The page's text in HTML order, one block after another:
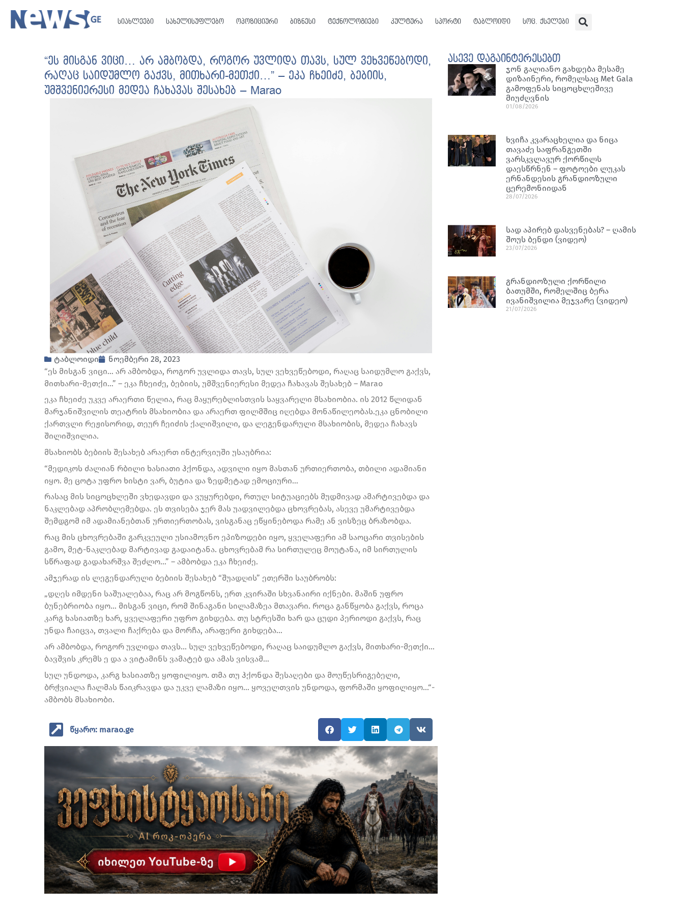
სიახლეები სახელისუფლებო ოპოზიციური ბიზნესი ტექნოლოგიები კულტურა სპორტი ტაბლოიდი სოც. ქსელები
“ეს მისგან ვიცი… არ ამბობდა, როგორ უვლიდა თავს, სულ ვეხვეწებოდი,
რაღაც საიდუმლო გაქვს, მითხარი-მეთქი…” – ეკა ჩხეიძე, ბებიის,
უმშვენიერესი მედეა ჩახავას შესახებ – Marao
ტაბლოიდი
ნოემბერი 28, 2023
“ეს მისგან ვიცი… არ ამბობდა, როგორ უვლიდა თავს, სულ ვეხვეწებოდი, რაღაც საიდუმლო გაქვს,
მითხარი-მეთქი…” – ეკა ჩხეიძე, ბებიის, უმშვენიერესი მედეა ჩახავას შესახებ – Marao
ეკა ჩხეიძე უკვე არაერთი წელია, რაც მაყურებლისთვის საყვარელი მსახიობია. ის 2012 წლიდან
მარჯანიშვილის თეატრის მსახიობია და არაერთ ფილმშიც იღებდა მონაწილეობას.ეკა ცნობილი
ქართვლი რეჟისორიდ, თეურ ჩეიძის ქალიშვილი, და ლეგენდარული მსახიობის, მედეა ჩახავს
შილიშვილია.
მსახიობს ბებიის შესახებ არაერთ ინტერვიუში უსაუბრია:
“მედიკოს ძალიან რბილი ხასიათი ჰქონდა, ადვილი იყო მასთან ურთიერთობა, თბილი ადამიანი
იყო. მე ცოტა უფრო ხისტი ვარ, ბუტია და ზედმეტად ემოციური…
რასაც მის სიცოცხლეში ვხედავდი და ვუყურებდი, რთულ სიტუაციებს მუდმივად ამარტივებდა და
ნაკლებად აპრობლემებდა. ეს თვისება ჯერ მას უადვილებდა ცხოვრებას, ასევე უმარტივებდა
შემდგომ იმ ადამიანებთან ურთიერთობას, ვისგანაც ეწყინებოდა რამე ან ვისზეც ბრაზობდა.
რაც მის ცხოვრებაში გარკვეული უსიამოვნო ეპიზოდები იყო, ყველაფერი ამ საოცარი თვისების
გამო, მეტ-ნაკლებად მარტივად გადაიტანა. ცხოვრებამ რა სირთულეც მოუტანა, იმ სირთულის
სწრაფად გადახარშვა შეძლო…” – ამბობდა ეკა ჩხეიძე.
ამჯერად ის ლეგენდარული ბებიის შესახებ “შუადღის” ეთერში საუბრობს:
„დღეს იმდენი საშუალებაა, რაც არ მოგწონს, ერთ კვირაში სხვანაირი იქნები. მაშინ უფრო
ბუნებრიობა იყო… მისგან ვიცი, რომ შინაგანი სილამაზეა მთავარი. როცა განწყობა გაქვს, როცა
კარგ ხასიათზე ხარ, ყველაფერი უფრო გიხდება. თუ სტრესში ხარ და ცუდი პერიოდი გაქვს, რაც
უნდა ჩაიცვა, თვალი ჩაქრება და მორჩა, არაფერი გიხდება…
არ ამბობდა, როგორ უვლიდა თავს… სულ ვეხვეწებოდი, რაღაც საიდუმლო გაქვს, მითხარი-მეთქი…
ბავშვის კრემს ე და ა ვიტამინს ვამატებ და ამას ვისვამ…
სულ უნდოდა, კარგ ხასიათზე ყოფილიყო. თმა თუ ჰქონდა შესაღები და მოუწესრიგებელი,
ბრჭვიალა ჩალმას წაიკრავდა და უკვე ლამაზი იყო… ყოველთვის უნდოდა, ფორმაში ყოფილიყო…“-
ამბობს მსახიობი.
წყარო: marao.ge
ასევე დაგაინტერესებთ
ჯონ გალიანო გახდება მესამე
დიზაინერი, რომელსაც Met Gala
გამოფენას სიცოცხლეშივე
მიუძღვნის
01/08/2026
ხვიჩა კვარაცხელია და ნიცა
თავაძე საფრანგეთში
ვარსკვლავურ ქორწილს
დაესწრნენ – ფოტოები ლუკას
ერნანდესის გრანდიოზული
ცერემონიიდან
28/07/2026
სად აპირებ დასვენებას? – ღამის
შოუს ბენდი (ვიდეო)
23/07/2026
გრანდიოზული ქორწილი
ბათუმში, რომელშიც ბერა
ივანიშვილია მეჯვარე (ვიდეო)
21/07/2026